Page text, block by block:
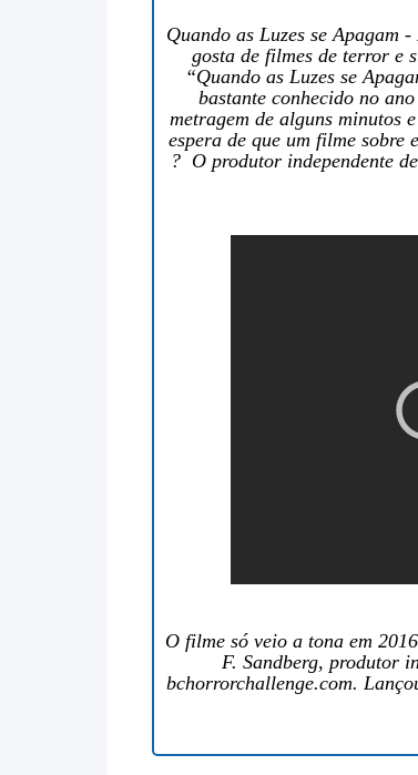
Quando as Luzes se Apagam
gosta de filmes de terror e
“Quando as Luzes se
bastante conhecido no
metragem de alguns minutos
espera de que um filme sobre
? O produtor independente
O filme só veio a tona em
F. Sandberg, produtor
bchorrorchallenge.com.